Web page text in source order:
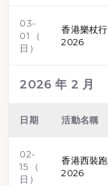
03-
01 （
日）
香港樂杖行
2026
2026 年 2 月
日期 活動名稱
02-
15 （
日）
香港西裝跑
2026